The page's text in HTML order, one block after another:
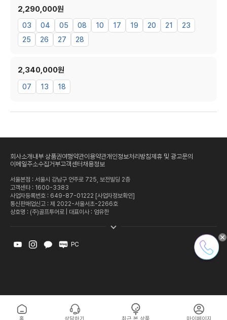
2,290,000원
03 04 05 08 10 17 19 20 21
23
25
26 27 28
2,340,000원
07 13 18
회사소개 내부 상품권여행약관이용약관개인정보처리방침제휴 및 광고문의
이메일주소수집거부고객센터채용정보
서울본점 : 서울시 강남구 언주로 725, 보전빌딩 2층
고객센타 : 1600-3383
사업자등록번호 : 649-87-01222 [사업자정보확인]
통신판매업신고 : 제 2022-서울서초-2266호
상호명 : (주)골프투어로 | 대표이사 : 엄유한
PC
홈 상담하기 최근 본 상품 마이페이지